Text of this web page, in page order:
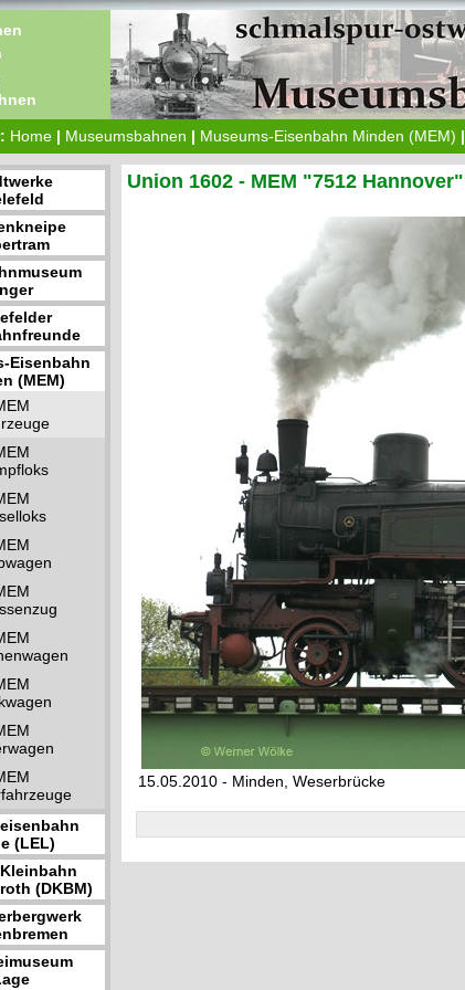
Home | Museumsbahnen | Museums-Eisenbahn Minden (MEM) |
Eisenbahn
(MEM)
(LEL)
(DKBM)
Union 1602 - MEM "7512 Hannover"
15.05.2010 - Minden, Weserbrücke